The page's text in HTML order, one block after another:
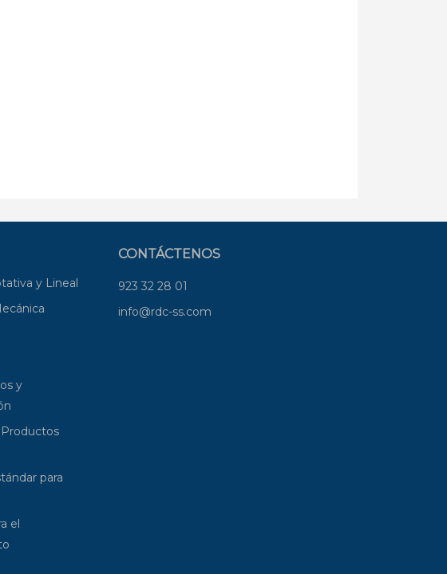
y Lineal
y
para
el
CONTÁCTENOS
923 32 28 01
info@rdc-ss.com